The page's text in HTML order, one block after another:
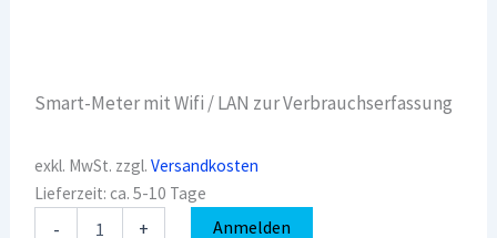
Smart-Meter mit Wifi / LAN zur Verbrauchserfassung
exkl. MwSt. zzgl.Versandkosten
Lieferzeit:ca. 5-10 Tage
- + Anmelden